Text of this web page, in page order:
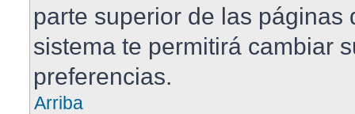
parte superior de las páginas
sistema te permitirá cambiar
preferencias.
Arriba